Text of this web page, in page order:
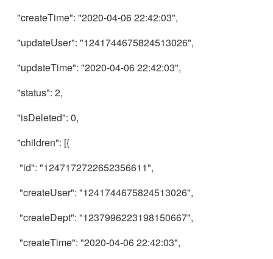
"createTime": "2020-04-06 22:42:03",
"updateUser": "1241744675824513026",
"updateTime": "2020-04-06 22:42:03",
"status": 2,
"isDeleted": 0,
"children": [{
"id": "1247172722652356611",
"createUser": "1241744675824513026",
"createDept": "1237996223198150667",
"createTime": "2020-04-06 22:42:03",